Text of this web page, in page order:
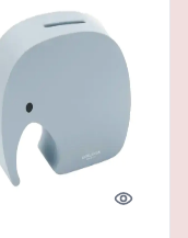
Quick